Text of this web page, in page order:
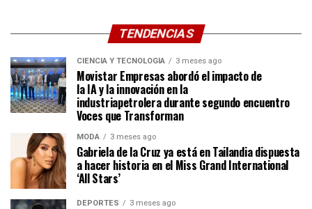
TENDENCIAS
CIENCIA Y TECNOLOGÍA 3 meses ago
Movistar Empresas abordó el impacto de
la IA y la innovación en la
industriapetrolera durante segundo encuentro
Voces que Transforman
MODA 3 meses ago
Gabriela de la Cruz ya está en Tailandia dispuesta
a hacer historia en el Miss Grand International
‘All Stars’
DEPORTES 3 meses ago